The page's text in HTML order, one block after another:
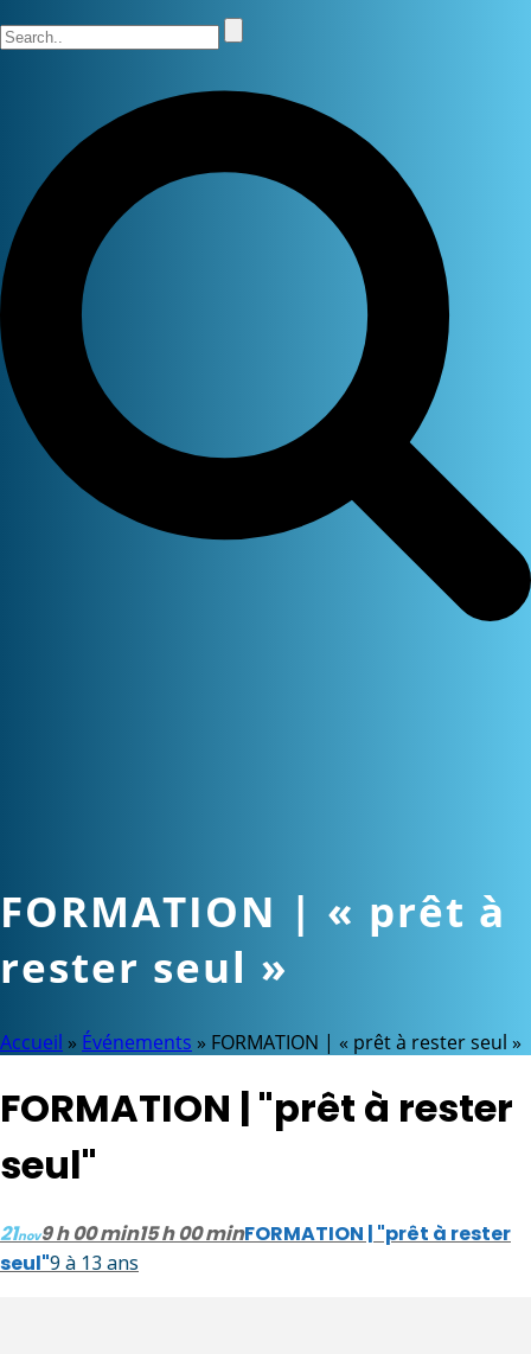
FORMATION | « prêt à
rester seul »
Accueil » Événements » FORMATION | « prêt à rester seul »
FORMATION | "prêt à rester
seul"
21nov9 h 00 min15 h 00 minFORMATION | "prêt à rester
seul"9 à 13 ans